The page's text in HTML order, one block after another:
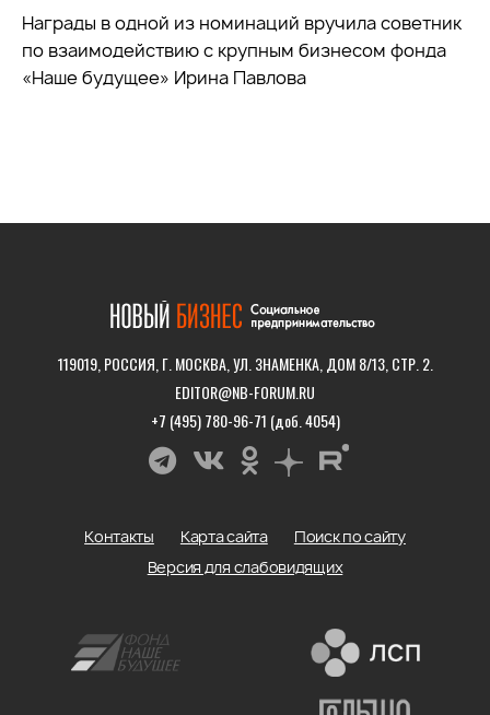
Награды в одной из номинаций вручила советник
по взаимодействию с крупным бизнесом фонда
«Наше будущее» Ирина Павлова
119019, РОССИЯ, Г. МОСКВА, УЛ. ЗНАМЕНКА, ДОМ 8/13, СТР. 2.
EDITOR@NB-FORUM.RU
+7 (495) 780-96-71 (доб. 4054)
Контакты Карта сайта
Поиск по сайту
Версия для слабовидящих